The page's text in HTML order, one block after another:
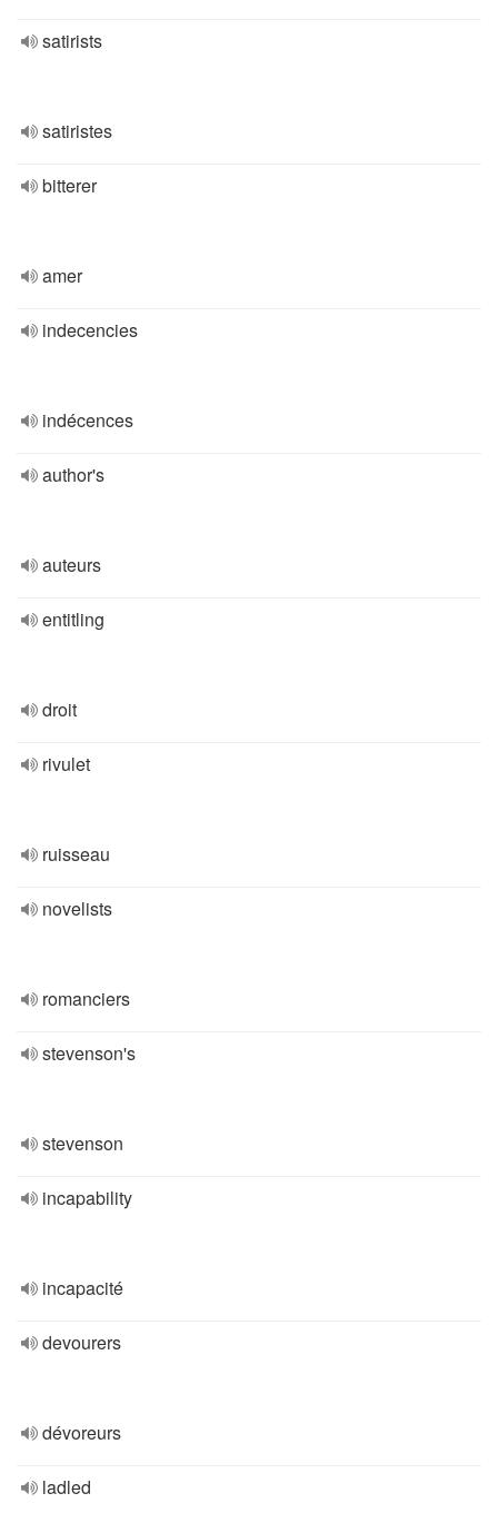
satirists
satiristes
bitterer
amer
indecencies
indécences
author's
auteurs
entitling
droit
rivulet
ruisseau
novelists
romanciers
stevenson's
stevenson
incapability
incapacité
devourers
dévoreurs
ladled